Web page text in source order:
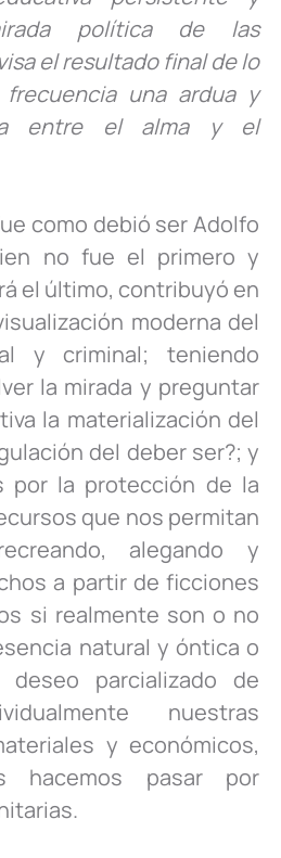
política de las
el resultado final de lo
una ardua y
entre el alma y el
como debió ser Adolfo
no fue el primero y
el último, contribuyó en
moderna del
y criminal; teniendo
la mirada y preguntar
la materialización del
del deber ser?; y
por la protección de la
que nos permitan
alegando y
a partir de ficciones
si realmente son o no
natural y óntica o
deseo parcializado de
nuestras
y económicos,
hacemos pasar por